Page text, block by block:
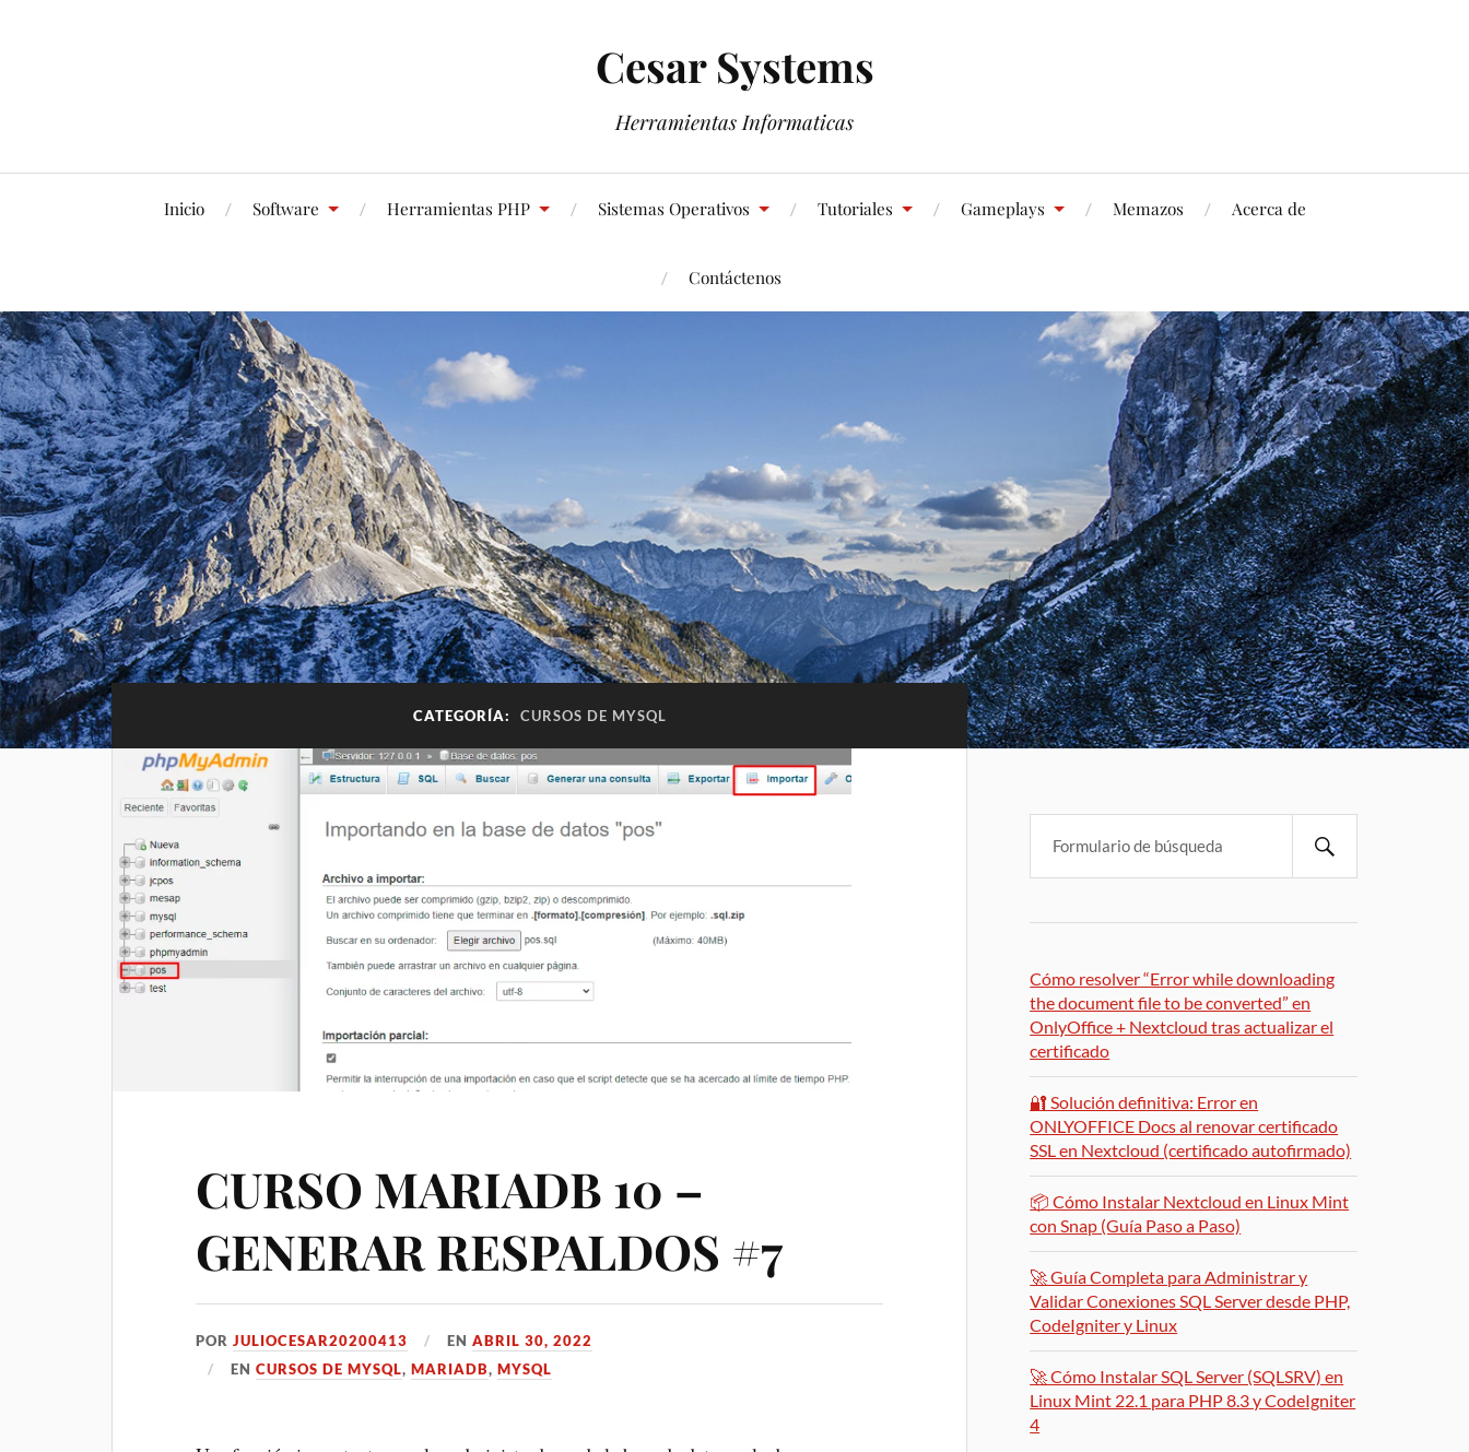
Cesar Systems
Herramientas Informaticas
Inicio Software Herramientas PHP Sistemas Operativos Tutoriales Gameplays Memazos Acerca de
Contáctenos
CATEGORÍA: CURSOS DE MYSQL
CURSO MARIADB 10 –
GENERAR RESPALDOS #7
PORJULIOCESAR20200413 ENABRIL 30, 2022
ENCURSOS DE MYSQL,MARIADB,MYSQL
Cómo resolver “Error while downloading
the document file to be converted” en
OnlyOffice + Nextcloud tras actualizar el
certificado
🔐 Solución definitiva: Error en
ONLYOFFICE Docs al renovar certificado
SSL en Nextcloud (certificado autofirmado)
📦 Cómo Instalar Nextcloud en Linux Mint
con Snap (Guía Paso a Paso)
🚀 Guía Completa para Administrar y
Validar Conexiones SQL Server desde PHP,
CodeIgniter y Linux
🚀 Cómo Instalar SQL Server (SQLSRV) en
Linux Mint 22.1 para PHP 8.3 y CodeIgniter
4